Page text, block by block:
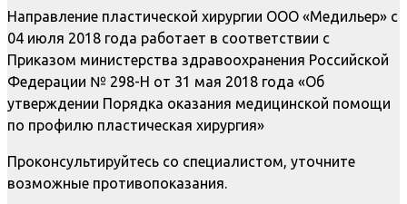
Направление пластической хирургии ООО «Медильер» с
04 июля 2018 года работает в соответствии с
Приказом министерства здравоохранения Российской
Федерации № 298-Н от 31 мая 2018 года «Об
утверждении Порядка оказания медицинской помощи
по профилю пластическая хирургия»
Проконсультируйтесь со специалистом, уточните
возможные противопоказания.